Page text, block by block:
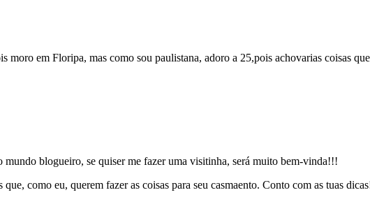
moro em Floripa, mas como sou paulistana, adoro a 25,pois achovarias coisas
mundo blogueiro, se quiser me fazer uma visitinha, será muito bem-vinda!!!
como eu, querem fazer as coisas para seu casmaento. Conto com as tuas